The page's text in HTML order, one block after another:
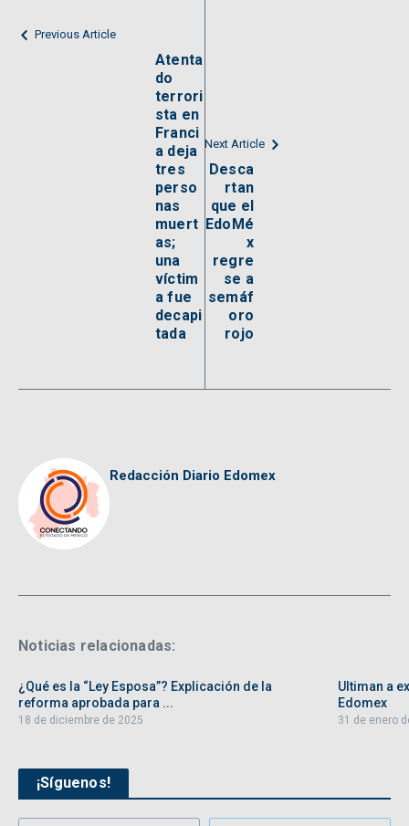
Previous Article
Atenta
do
terrori
sta en
Franci
a deja
tres
perso
nas
muert
as;
una
víctim
a fue
decapi
tada
Next Article
Desca
rtan
que el
EdoMé
x
regre
se a
semáf
oro
rojo
Redacción Diario Edomex
Noticias relacionadas:
¿Qué es la “Ley Esposa”? Explicación de la
reforma aprobada para ...
18 de diciembre de 2025
Ultiman a
Edomex
31 de enero
¡Síguenos!